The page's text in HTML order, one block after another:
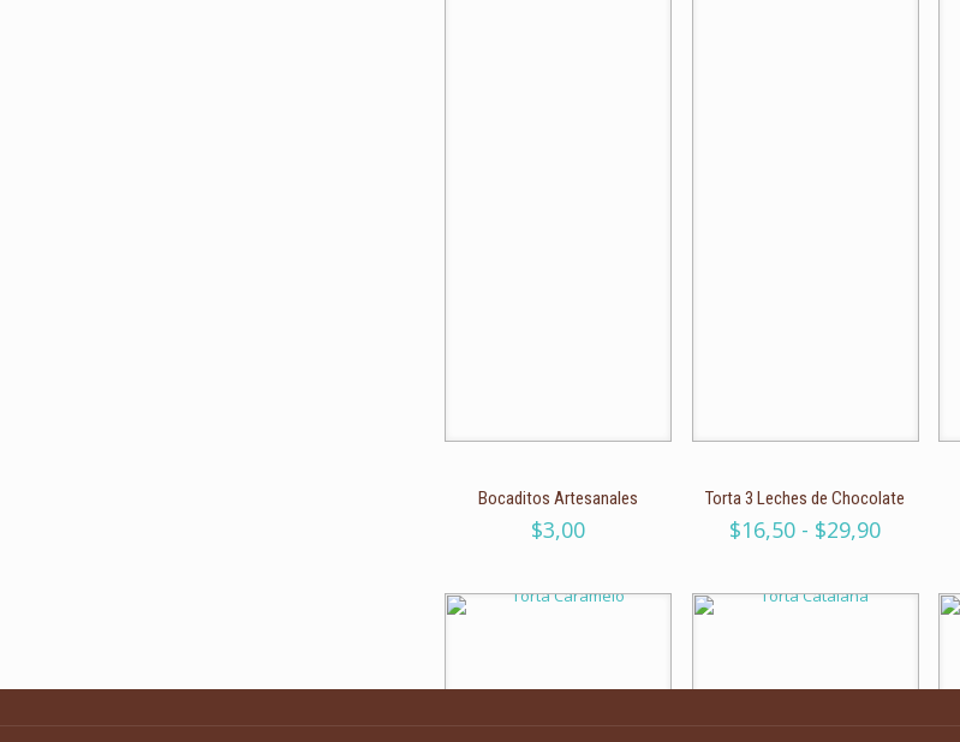
Bocaditos Artesanales
$3,00
Torta 3 Leches de Chocolate
$16,50 - $29,90Rango
desde